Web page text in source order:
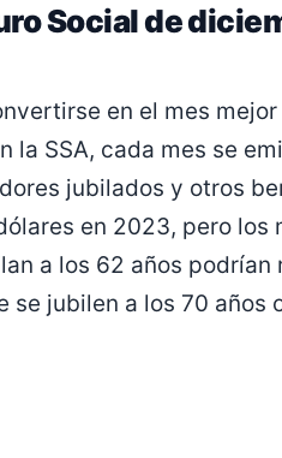
Social de
en el mes
la SSA, cada mes se
jubilados y otros
en 2023, pero
a los 62 años
se jubilen a los 70